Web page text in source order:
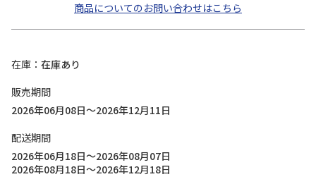
商品についてのお問い合わせはこちら
在庫
在庫あり
販売期間
2026年06月08日～2026年12月11日
配送期間
2026年06月18日～2026年08月07日
2026年08月18日～2026年12月18日